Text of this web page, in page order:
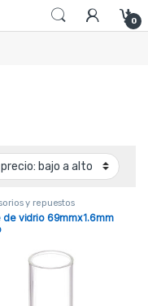
0
por precio: bajo a alto
y repuestos
de vidrio 69mmx1.6mm